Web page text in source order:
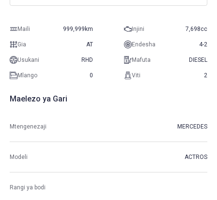
Maili 999,999km Injini 7,698cc
Gia AT Endesha 4-2
Usukani RHD Mafuta DIESEL
Mlango 0 Viti 2
Maelezo ya Gari
Mtengenezaji MERCEDES
Modeli ACTROS
Rangi ya bodi